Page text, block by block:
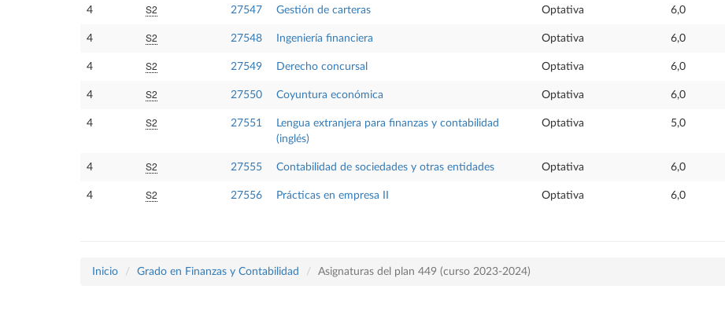
4 S2 27547 Gestión de carteras Optativa 6,0
4 S2 27548 Ingeniería financiera Optativa 6,0
4 S2 27549 Derecho concursal Optativa 6,0
4 S2 27550 Coyuntura económica Optativa 6,0
4 S2 27551
Lengua extranjera para finanzas y contabilidad
(inglés)
Optativa 5,0
4 S2 27555 Contabilidad de sociedades y otras entidades Optativa 6,0
4 S2 27556 Prácticas en empresa II Optativa 6,0
Inicio Grado en Finanzas y Contabilidad Asignaturas del plan 449 (curso 2023-2024)